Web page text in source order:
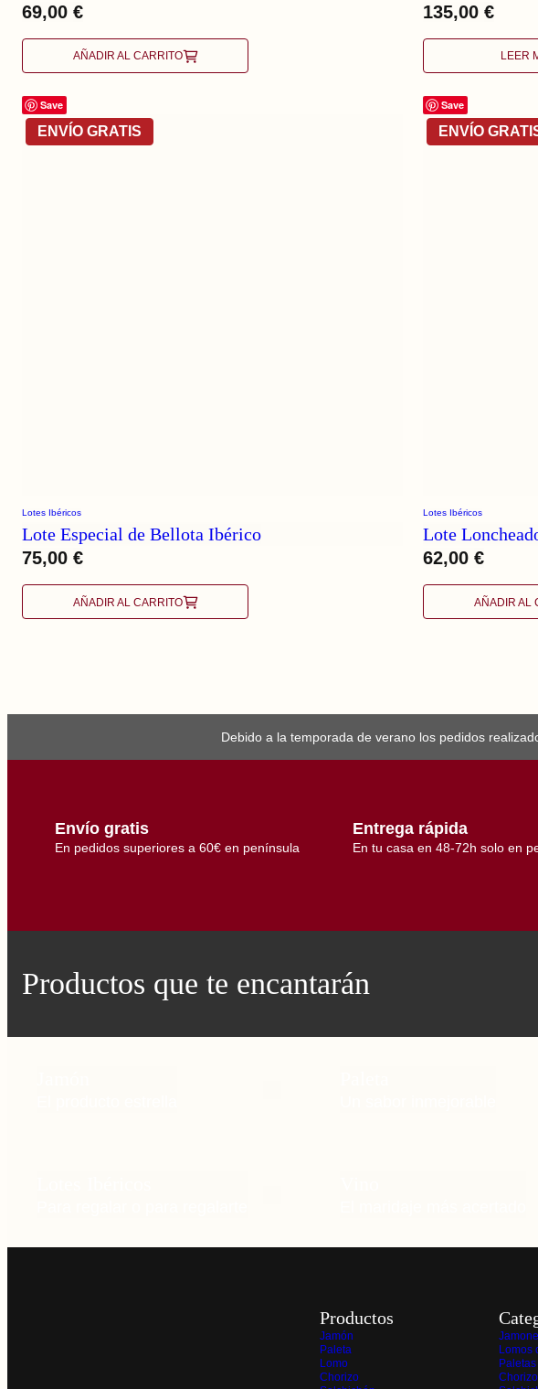
69,00 €
AÑADIR AL CARRITO
135,00€
LEER
Save
Lotes Ibéricos
Lote Especial de Bellota Ibérico
75,00 €
AÑADIR AL CARRITO
Save
Lotes Ibéricos
Lote
62,00€
AÑADIR AL
Debido a la temporada de verano los pedidos
Envío gratis
En pedidos superiores a 60€ en península
Entrega rápida
En tu casa en 48-72h solo en
Productos que te encantarán
Productos
Jamón
Paleta
Lomo
Chorizo
Lomos